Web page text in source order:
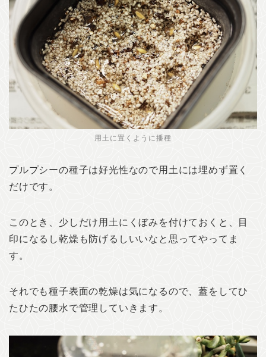
用土に置くように播種
プルプシーの種子は好光性なので用土には埋めず置く
だけです。
このとき、少しだけ用土にくぼみを付けておくと、目
印になるし乾燥も防げるしいいなと思ってやってま
す。
それでも種子表面の乾燥は気になるので、蓋をしてひ
たひたの腰水で管理していきます。